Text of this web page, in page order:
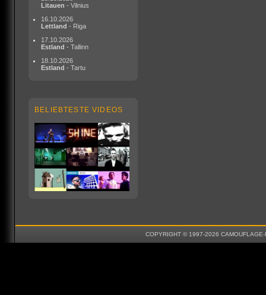
Litauen - Vilnius
16.10.2026
Lettland - Riga
17.10.2026
Estland - Tallinn
18.10.2026
Estland - Tartu
BELIEBTESTE VIDEOS
COPYRIGHT © 1997-2026 CAMOUFLAGE-